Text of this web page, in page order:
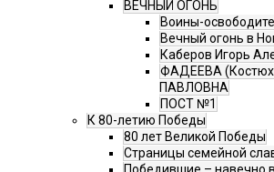
ВЕЧНЫЙ ОГОНЬ
Воины-
Вечный огонь в
Каберов Игорь
ФАДЕЕВА
ПАВЛОВНА
ПОСТ №1
К 80-летию Победы
80 лет Великой Победы
Страницы семейной